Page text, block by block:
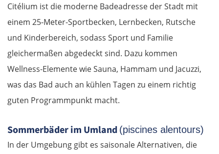
Citélium ist die moderne Badeadresse der Stadt mit
einem 25-Meter-Sportbecken, Lernbecken, Rutsche
und Kinderbereich, sodass Sport und Familie
gleichermaßen abgedeckt sind. Dazu kommen
Wellness-Elemente wie Sauna, Hammam und Jacuzzi,
was das Bad auch an kühlen Tagen zu einem richtig
guten Programmpunkt macht.
Sommerbäder im Umland (piscines alentours)
In der Umgebung gibt es saisonale Alternativen, die
Termoli
Vieste
Pompeji